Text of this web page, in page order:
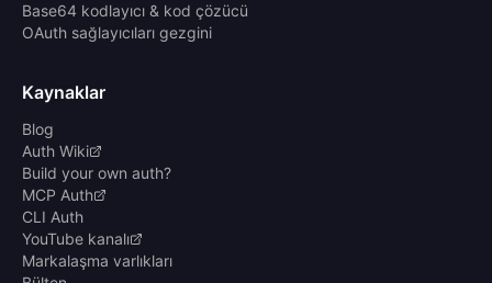
Base64 kodlayıcı & kod çözücü
OAuth sağlayıcıları gezgini
Kaynaklar
Blog
Auth Wiki
Build your own auth?
MCP Auth
CLI Auth
YouTube kanalı
Markalaşma varlıkları